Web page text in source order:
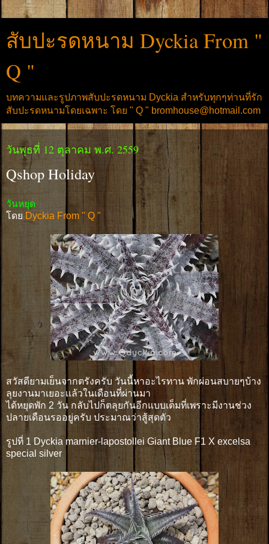
สับปะรดหนาม Dyckia From "
Q "
บทความและรูปภาพสับปะรดหนาม Dyckia สำหรับทุกๆท่านที่รัก
สับปะรดหนามโดยเฉพาะ โดย " Q " bromhouse@hotmail.com
วันพุธที่ 12 ตุลาคม พ.ศ. 2559
Qshop Holiday
วันหยุด
โดย Dyckia From " Q "
สวัสดียามเย็นจากตรังครับ วันนี้หาอะไรทาน พักผ่อนสบายๆบ้าง
ลุยงานมาเยอะเเล้วในเดือนที่ผ่านมา
ได้หยุดพัก 2 วัน กลับไปก็ตลุยกันอีกแบบเต็มที่เพราะมีงานช่วง
ปลายเดือนรออยู่ครับ ประมาณว่าสู้สุดตัว
รูปที่ 1 Dyckia marnier-lapostollei Giant Blue F1 X excelsa
special silver